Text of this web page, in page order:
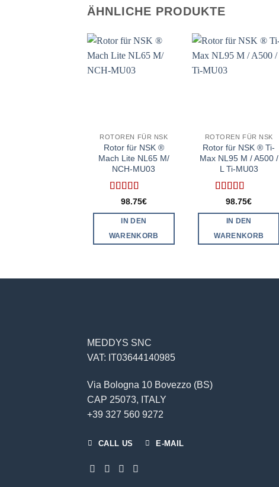
ÄHNLICHE PRODUKTE
ROTOREN FÜR NSK
Rotor für NSK ®
Mach Lite NL65 M/
NCH-MU03
Bewertet
98.75€
IN DEN
WARENKORB
ROTOREN FÜR NSK
Rotor für NSK ® Ti-
Max NL95 M / A500 /
L Ti-MU03
Bewertet
98.75€
IN DEN
WARENKORB
MEDDYS SNC
VAT: IT03644140985
Via Bologna 10 Bovezzo (BS)
CAP 25073, ITALY
+39 327 560 9272
CALL US E-MAIL